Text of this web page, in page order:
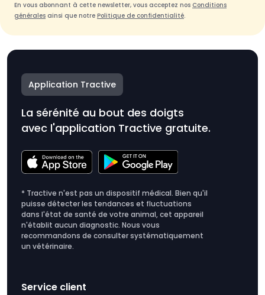
En vous abonnant à cette newsletter, vous acceptez nos Conditions
générales ainsi que notre Politique de confidentialité.
Application Tractive
La sérénité au bout des doigts
avec l'application Tractive gratuite.
* Tractive n'est pas un dispositif médical. Bien qu'il
puisse détecter les tendances et fluctuations
dans l'état de santé de votre animal, cet appareil
n'établit aucun diagnostic. Nous vous
recommandons de consulter systématiquement
un vétérinaire.
Service client